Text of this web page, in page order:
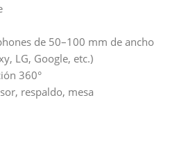
de 50–100 mm de ancho
LG, Google, etc.)
360°
respaldo, mesa